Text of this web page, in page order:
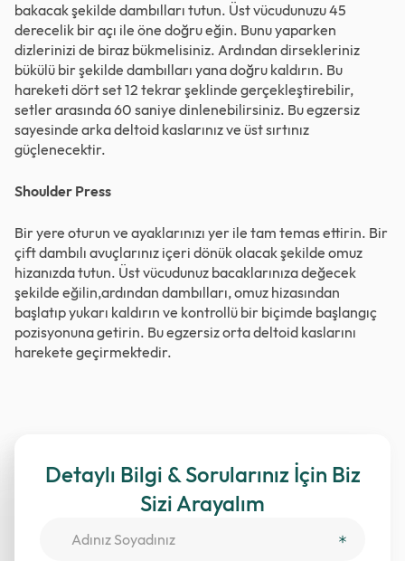
bakacak şekilde dambılları tutun. Üst vücudunuzu 45
derecelik bir açı ile öne doğru eğin. Bunu yaparken
dizlerinizi de biraz bükmelisiniz. Ardından dirsekleriniz
bükülü bir şekilde dambılları yana doğru kaldırın. Bu
hareketi dört set 12 tekrar şeklinde gerçekleştirebilir,
setler arasında 60 saniye dinlenebilirsiniz. Bu egzersiz
sayesinde arka deltoid kaslarınız ve üst sırtınız
güçlenecektir.
Shoulder Press
Bir yere oturun ve ayaklarınızı yer ile tam temas ettirin. Bir
çift dambılı avuçlarınız içeri dönük olacak şekilde omuz
hizanızda tutun. Üst vücudunuz bacaklarınıza değecek
şekilde eğilin,ardından dambılları, omuz hizasından
başlatıp yukarı kaldırın ve kontrollü bir biçimde başlangıç
pozisyonuna getirin. Bu egzersiz orta deltoid kaslarını
harekete geçirmektedir.
Detaylı Bilgi & Sorularınız İçin Biz
Sizi Arayalım